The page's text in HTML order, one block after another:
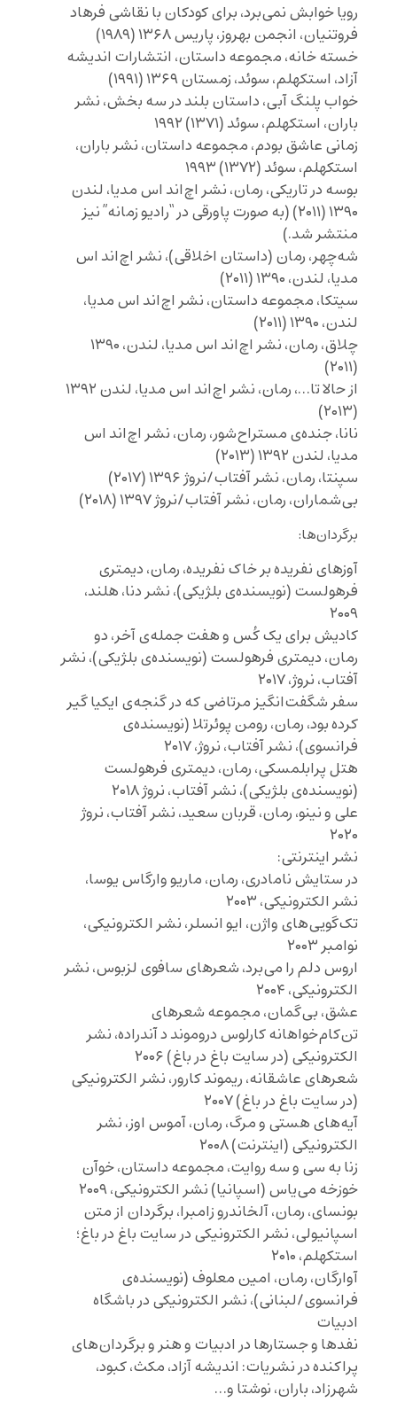
رویا خوابش نمی‌برد، برای کودکان با نقاشی فرهاد
فروتنیان، انجمن بهروز، پاریس ۱۳۶۸ (۱۹۸۹)
خسته خانه، مجموعه داستان، انتشارات اندیشه
آزاد، استکهلم، سوئد، زمستان ۱۳۶۹ (۱۹۹۱)
خواب پلنگ آبی، داستان بلند در سه بخش، نشر
باران، استکهلم، سوئد (۱۳۷۱) ۱۹۹۲
زمانی عاشق بودم، مجموعه داستان، نشر باران،
استکهلم، سوئد (۱۳۷۲) ۱۹۹۳
بوسه در تاریکی، رمان، نشر اچ‌اند اس مدیا، لندن
۱۳۹۰ (۲۰۱۱) (به صورت پاورقی در “رادیو زمانه” نیز
منتشر شد.)
شه‌چهر، رمان (داستان اخلاقی)، نشر اچ‌اند اس
مدیا، لندن، ۱۳۹۰ (۲۰۱۱)
سیتکا، مجموعه داستان، نشر اچ‌اند اس مدیا،
لندن، ۱۳۹۰ (۲۰۱۱)
چلاق، رمان، نشر اچ‌اند اس مدیا، لندن، ۱۳۹۰
(۲۰۱۱)
از حالا تا…، رمان، نشر اچ‌اند اس مدیا، لندن ۱۳۹۲
(۲۰۱۳)
نانا، جنده‌ی مستراح‌شور، رمان، نشر اچ‌اند اس
مدیا، لندن ۱۳۹۲ (۲۰۱۳)
سپنتا، رمان، نشر آفتاب/نروژ ۱۳۹۶ (۲۰۱۷)
بی‌شماران، رمان، نشر آفتاب/نروژ ۱۳۹۷ (۲۰۱۸)
برگردان‌ها:
آوزهای نفریده بر خاک نفریده، رمان، دیمتری
فرهولست (نویسنده‌ی بلژیکی)، نشر دنا، هلند،
۲۰۰۹
کادیش برای یک کُس و هفت جمله‌ی آخر، دو
رمان، دیمتری فرهولست (نویسنده‌ی بلژیکی)، نشر
آفتاب، نروژ، ۲۰۱۷
سفر شگفت‌انگیز مرتاضی که در گنجه‌ی ایکیا گیر
کرده بود، رمان، رومن پوئرتلا (نویسنده‌ی
فرانسوی)، نشر آفتاب، نروژ، ۲۰۱۷
هتل پرابلمسکی، رمان، دیمتری فرهولست
(نویسنده‌ی بلژیکی)، نشر آفتاب، نروژ ۲۰۱۸
علی و نینو، رمان، قربان سعید، نشر آفتاب، نروژ
۲۰۲۰
نشر اینترنتی:
در ستایش نامادری، رمان، ماریو وارگاس یوسا،
نشر الکترونیکی، ۲۰۰۳
تک‌گویی‌های واژن، ایو انسلر، نشر الکترونیکی،
نوامبر ۲۰۰۳
اروس دلم را می‌برد، شعرهای سافوی لزبوس، نشر
الکترونیکی، ۲۰۰۴
عشق، بی‌گمان، مجموعه شعرهای
تن‌کام‌خواهانه کارلوس دروموند د آندراده، نشر
الکترونیکی (در سایت باغ در باغ) ۲۰۰۶
شعرهای عاشقانه، ریموند کارور، نشر الکترونیکی
(در سایت باغ در باغ) ۲۰۰۷
آیه‌های هستی و مرگ، رمان، آموس اوز، نشر
الکترونیکی (اینترنت) ۲۰۰۸
زنا به سی و سه روایت، مجموعه داستان، خوآن
خوزخه می‌یاس (اسپانیا) نشر الکترونیکی، ۲۰۰۹
بونسای، رمان، آلخاندرو زامبرا، برگردان از متن
اسپانیولی، نشر الکترونیکی در سایت باغ در باغ؛
استکهلم، ۲۰۱۰
آوارگان، رمان، امین معلوف (نویسنده‌ی
فرانسوی/لبنانی)، نشر الکترونیکی در باشگاه
ادبیات
نفدها و جستارها در ادبیات و هنر و برگردان‌های
پراکنده در نشریات: اندیشه آزاد، مکث، کبود،
شهرزاد، باران، نوشتا و…